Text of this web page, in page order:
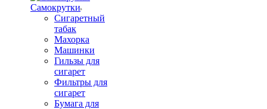
Самокрутки
Сигаретный
табак
Махорка
Машинки
Гильзы для
сигарет
Фильтры для
сигарет
Бумага для